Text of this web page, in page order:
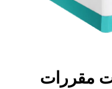
مقررات